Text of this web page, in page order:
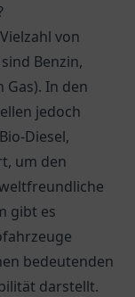
von
Benzin,
Gas). In den
jedoch
Diesel,
um den
gibt es
bedeutenden
darstellt.